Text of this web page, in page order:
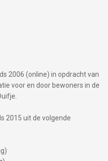
2006 (online) in opdracht van
voor en door bewoners in de
2015 uit de volgende